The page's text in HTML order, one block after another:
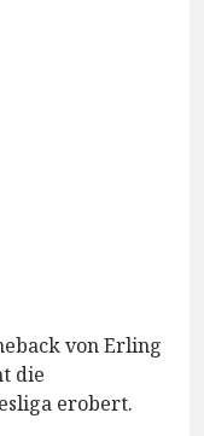
von Erling
die
erobert.